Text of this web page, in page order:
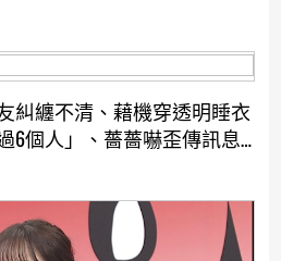
糾纏不清、藉機穿透明睡衣
6個人」、薔薔嚇歪傳訊息